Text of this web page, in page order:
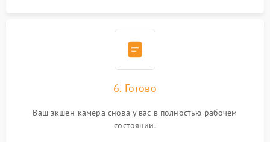
6. Готово
Ваш экшен-камера снова у вас в полностью рабочем
состоянии.